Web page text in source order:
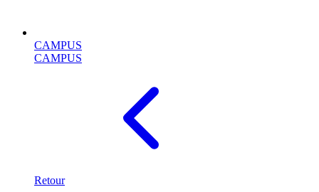
CAMPUS
CAMPUS
Retour